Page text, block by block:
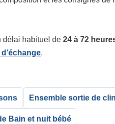
délai habituel de 24 à 72
.
Ensemble sortie de
Bain et nuit bébé